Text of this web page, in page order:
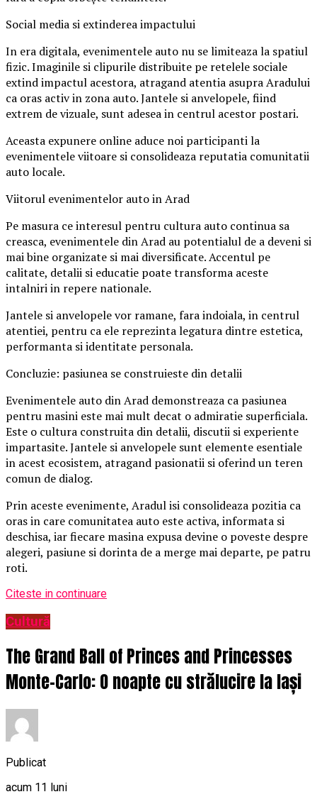
Social media si extinderea impactului
In era digitala, evenimentele auto nu se limiteaza la spatiul
fizic. Imaginile si clipurile distribuite pe retelele sociale
extind impactul acestora, atragand atentia asupra Aradului
ca oras activ in zona auto. Jantele si anvelopele, fiind
extrem de vizuale, sunt adesea in centrul acestor postari.
Aceasta expunere online aduce noi participanti la
evenimentele viitoare si consolideaza reputatia comunitatii
auto locale.
Viitorul evenimentelor auto in Arad
Pe masura ce interesul pentru cultura auto continua sa
creasca, evenimentele din Arad au potentialul de a deveni si
mai bine organizate si mai diversificate. Accentul pe
calitate, detalii si educatie poate transforma aceste
intalniri in repere nationale.
Jantele si anvelopele vor ramane, fara indoiala, in centrul
atentiei, pentru ca ele reprezinta legatura dintre estetica,
performanta si identitate personala.
Concluzie: pasiunea se construieste din detalii
Evenimentele auto din Arad demonstreaza ca pasiunea
pentru masini este mai mult decat o admiratie superficiala.
Este o cultura construita din detalii, discutii si experiente
impartasite. Jantele si anvelopele sunt elemente esentiale
in acest ecosistem, atragand pasionatii si oferind un teren
comun de dialog.
Prin aceste evenimente, Aradul isi consolideaza pozitia ca
oras in care comunitatea auto este activa, informata si
deschisa, iar fiecare masina expusa devine o poveste despre
alegeri, pasiune si dorinta de a merge mai departe, pe patru
roti.
Citeste in continuare
Cultură
The Grand Ball of Princes and Princesses
Monte-Carlo: O noapte cu strălucire la Iași
Publicat
acum 11 luni